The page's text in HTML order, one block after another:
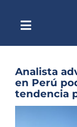
contenidoToggle
Analista
en Perú
tendencia